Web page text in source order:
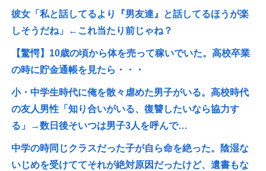
彼女「私と話してるより『男友達』と話してるほうが楽
しそうだね」←これ当たり前じゃね？
【驚愕】10歳の頃から体を売って稼いでいた。高校卒業
の時に貯金通帳を見たら・・・
小・中学生時代に俺を散々虐めた男子がいる。高校時代
の友人男性「知り合いがいる、復讐したいなら協力す
る」→数日後そいつは男子3人を呼んで…
中学の時同じクラスだった子が自ら命を絶った。陰湿な
いじめを受けててそれが絶対原因だったけど、遺書もな